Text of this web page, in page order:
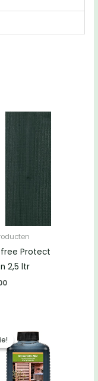
Protect
2,5 ltr